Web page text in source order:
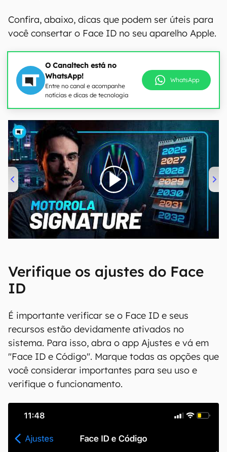
Confira, abaixo, dicas que podem ser úteis para
você consertar o Face ID no seu aparelho Apple.
O Canaltech está no
WhatsApp!
Entre no canal e acompanhe
notícias e dicas de tecnologia
WhatsApp
00:00/20:46
Verifique os ajustes do Face
ID
É importante verificar se o Face ID e seus
recursos estão devidamente ativados no
sistema. Para isso, abra o app Ajustes e vá em
"Face ID e Código". Marque todas as opções que
você considerar importantes para seu uso e
verifique o funcionamento.